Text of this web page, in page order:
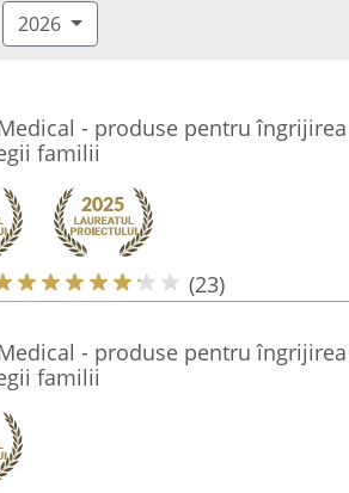
2026
- produse pentru
familii
(23)
- produse pentru
familii